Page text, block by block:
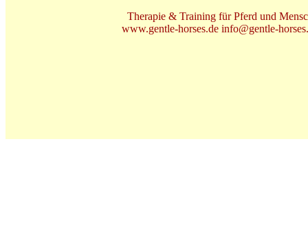
Therapie & Training für Pferd und
www.gentle-horses.de info@gentle-